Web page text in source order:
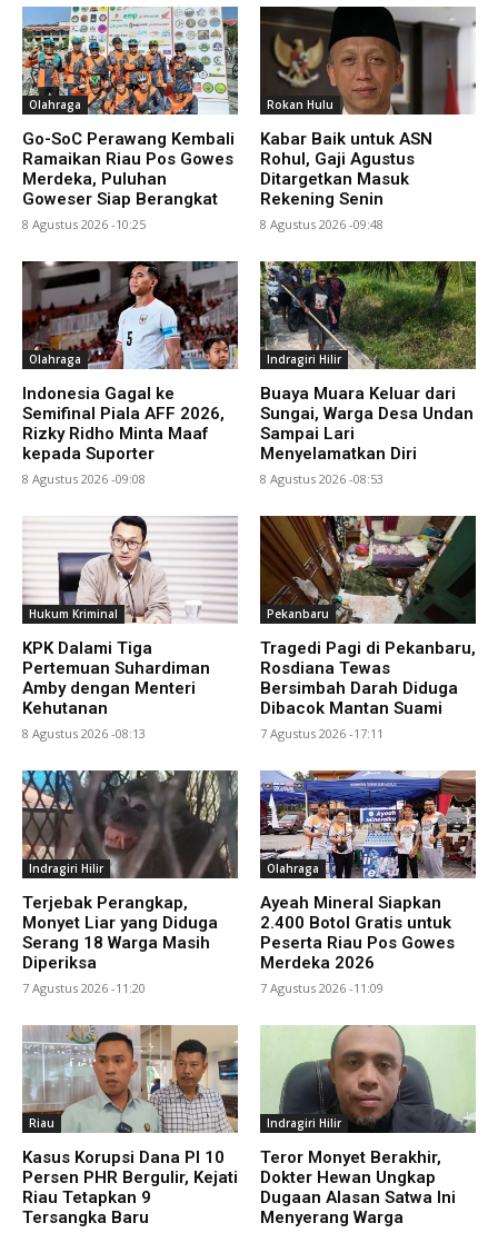
Olahraga
Go-SoC Perawang Kembali
Ramaikan Riau Pos Gowes
Merdeka, Puluhan
Goweser Siap Berangkat
8 Agustus 2026 -10:25
Rokan Hulu
Kabar Baik untuk ASN
Rohul, Gaji Agustus
Ditargetkan Masuk
Rekening Senin
8 Agustus 2026 -09:48
Olahraga
Indonesia Gagal ke
Semifinal Piala AFF 2026,
Rizky Ridho Minta Maaf
kepada Suporter
8 Agustus 2026 -09:08
Indragiri Hilir
Buaya Muara Keluar dari
Sungai, Warga Desa Undan
Sampai Lari
Menyelamatkan Diri
8 Agustus 2026 -08:53
Hukum Kriminal
KPK Dalami Tiga
Pertemuan Suhardiman
Amby dengan Menteri
Kehutanan
8 Agustus 2026 -08:13
Pekanbaru
Tragedi Pagi di Pekanbaru,
Rosdiana Tewas
Bersimbah Darah Diduga
Dibacok Mantan Suami
7 Agustus 2026 -17:11
Indragiri Hilir
Terjebak Perangkap,
Monyet Liar yang Diduga
Serang 18 Warga Masih
Diperiksa
7 Agustus 2026 -11:20
Olahraga
Ayeah Mineral Siapkan
2.400 Botol Gratis untuk
Peserta Riau Pos Gowes
Merdeka 2026
7 Agustus 2026 -11:09
Riau
Kasus Korupsi Dana PI 10
Persen PHR Bergulir, Kejati
Riau Tetapkan 9
Tersangka Baru
Indragiri Hilir
Teror Monyet Berakhir,
Dokter Hewan Ungkap
Dugaan Alasan Satwa Ini
Menyerang Warga